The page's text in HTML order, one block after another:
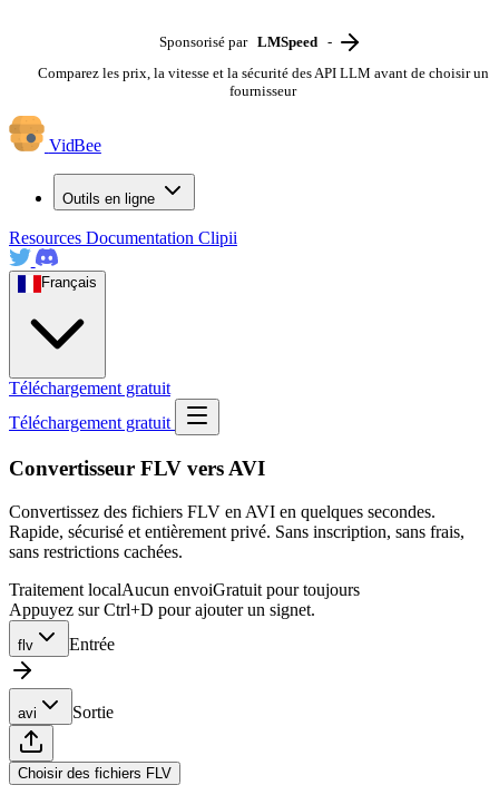
Sponsorisé par LMSpeed
-
Comparez les prix, la vitesse et la sécurité des API LLM avant de choisir un
fournisseur
VidBee
Outils en ligne
Resources Documentation Clipii
Français
Téléchargement gratuit
Téléchargement gratuit
Convertisseur FLV vers AVI
Convertissez des fichiers FLV en AVI en quelques secondes.
Rapide, sécurisé et entièrement privé. Sans inscription, sans frais,
sans restrictions cachées.
Traitement localAucun envoiGratuit pour toujours
Appuyez sur Ctrl+D pour ajouter un signet.
flv Entrée
avi Sortie
Choisir des fichiers FLV